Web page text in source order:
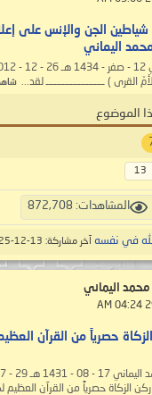
شياطين الجن والإنس على
اليماني
) ــــــــــــــــــــــ لقد...
الموضوع
13
المشاهدات: 872,708
في نفسه آخر مشاركة: 13-12-2025,
محمد اليماني
حصرياً من القرآن
الزكاة حصرياً من القرآن العظيم